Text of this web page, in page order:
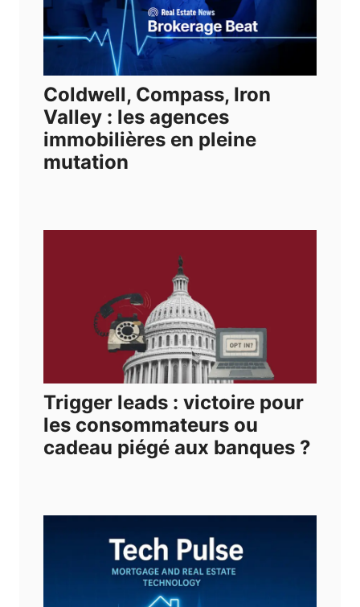
Coldwell, Compass, Iron
Valley : les agences
immobilières en pleine
mutation
Trigger leads : victoire pour
les consommateurs ou
cadeau piégé aux banques ?